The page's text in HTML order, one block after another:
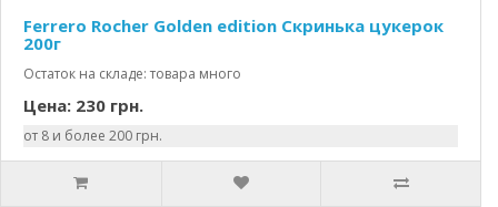
Ferrero Rocher Golden edition Скринька цукерок
200г
Остаток на складе: товара много
Цена: 230 грн.
от 8 и более 200 грн.